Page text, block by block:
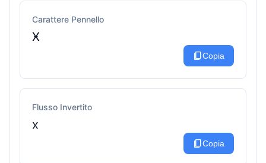
Carattere Pennello
Ӿ
content_copyCopia
Flusso Invertito
x
content_copyCopia